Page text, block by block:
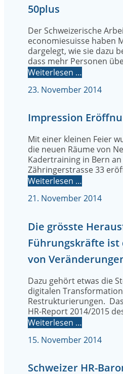
50plus
Der Schweizerische
economiesuisse haben
dargelegt, wie sie dazu
dass mehr Personen
Weiterlesen …
23. November 2014
Impression
Mit einer kleinen Feier
die neuen Räume von
Kadertraining in Bern
Zähringerstrasse 33
Weiterlesen …
21. November 2014
Die grösste
Führungskräfte ist
von
Dazu gehört etwas die
digitalen
Restrukturierungen.
HR-Report 2014/2015
Weiterlesen …
15. November 2014
Schweizer HR-